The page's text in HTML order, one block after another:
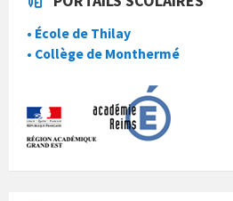
• École de Thilay
• Collège de Monthermé